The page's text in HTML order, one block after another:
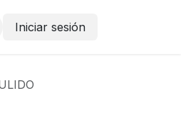
Iniciar sesión